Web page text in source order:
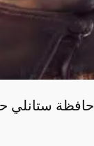
حافظة ستانلي